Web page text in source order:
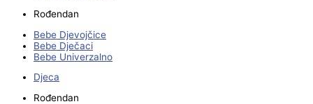
Rođendan
Bebe Djevojčice
Bebe Dječaci
Bebe Univerzalno
Djeca
Rođendan